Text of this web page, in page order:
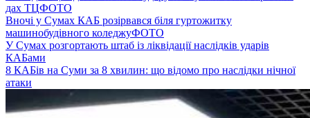
дах ТЦФОТО
Вночі у Сумах КАБ розірвався біля гуртожитку
машинобудівного коледжуФОТО
У Сумах розгортають штаб із ліквідації наслідків ударів
КАБами
8 КАБів на Суми за 8 хвилин: що відомо про наслідки нічної
атаки